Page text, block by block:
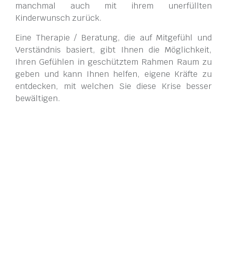
manchmal auch mit ihrem unerfüllten
Kinderwunsch zurück.
Eine Therapie / Beratung, die auf Mitgefühl und
Verständnis basiert, gibt Ihnen die Möglichkeit,
Ihren Gefühlen in geschütztem Rahmen Raum zu
geben und kann Ihnen helfen, eigene Kräfte zu
entdecken, mit welchen Sie diese Krise besser
bewältigen.